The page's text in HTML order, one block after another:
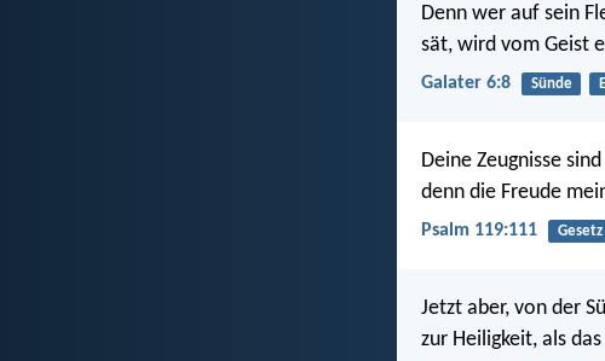
Denn wer auf sein
sät, wird vom Geist
Galater 6:8 Sünde
Deine Zeugnisse
denn die Freude
Psalm 119:111 Gesetz
Jetzt aber, von der
zur Heiligkeit, als